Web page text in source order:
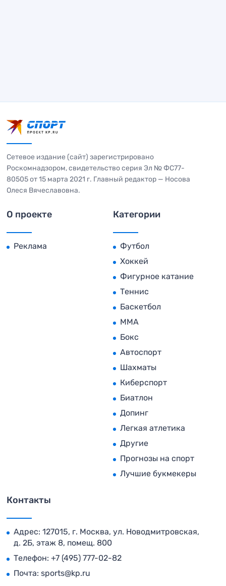
Сетевое издание (сайт) зарегистрировано
Роскомнадзором, свидетельство серия Эл № ФС77-
80505 от 15 марта 2021 г. Главный редактор — Носова
Олеся Вячеславовна.
О проекте
Реклама
Категории
Футбол
Хоккей
Фигурное катание
Теннис
Баскетбол
MMA
Бокс
Автоспорт
Шахматы
Киберспорт
Биатлон
Допинг
Легкая атлетика
Другие
Прогнозы на спорт
Лучшие букмекеры
Контакты
Адрес: 127015, г. Москва, ул. Новодмитровская,
д. 2Б, этаж 8, помещ. 800
Телефон: +7 (495) 777-02-82
Почта: sports@kp.ru